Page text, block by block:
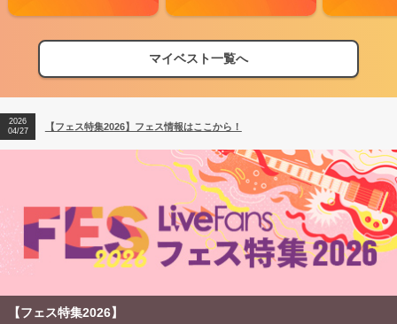
マイベスト一覧へ
【フェス特集2026】フェス情報はここから！
【ライブ動員ランキング】2026年上半期編発表！
2026
04/27
【フェス特集2026】フェス情報はここから！
2026
【ライブ動員ランキング】2026年上半期編発表！
【フェス特集2026】